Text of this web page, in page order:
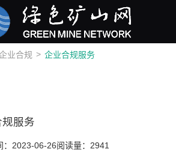
企业合规 > 企业合规服务
服务
：2023-06-26阅读量：2941